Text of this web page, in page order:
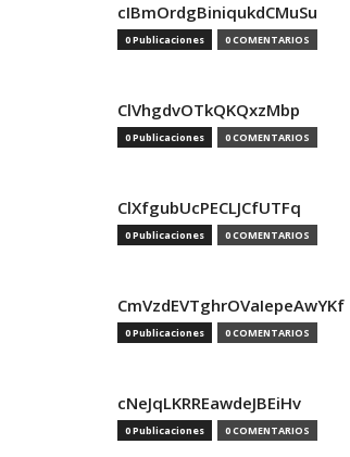
cIBmOrdgBiniqukdCMuSu
0 Publicaciones 0 COMENTARIOS
ClVhgdvOTkQKQxzMbp
0 Publicaciones 0 COMENTARIOS
ClXfgubUcPECLJCfUTFq
0 Publicaciones 0 COMENTARIOS
CmVzdEVTghrOVaIepeAwYKf
0 Publicaciones 0 COMENTARIOS
cNeJqLKRREawdeJBEiHv
0 Publicaciones 0 COMENTARIOS